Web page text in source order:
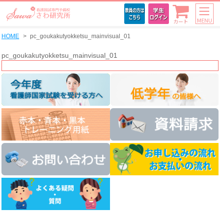
カート MENU
HOME pc_goukakutyokketsu_mainvisual_01
pc_goukakutyokketsu_mainvisual_01